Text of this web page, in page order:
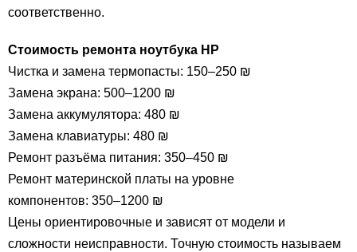
соответственно.
Стоимость ремонта ноутбука HP
Чистка и замена термопасты: 150–250 ₪
Замена экрана: 500–1200 ₪
Замена аккумулятора: 480 ₪
Замена клавиатуры: 480 ₪
Ремонт разъёма питания: 350–450 ₪
Ремонт материнской платы на уровне
компонентов: 350–1200 ₪
Цены ориентировочные и зависят от модели и
сложности неисправности. Точную стоимость называем